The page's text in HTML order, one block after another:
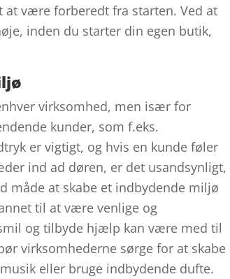
at være forberedt fra starten. Ved at
inden du starter din egen butik,
virksomhed, men især for
kunder, som f.eks.
er vigtigt, og hvis en kunde føler
ind ad døren, er det usandsynligt,
måde at skabe et indbydende miljø
til at være venlige og
og tilbyde hjælp kan være med til
virksomhederne sørge for at skabe
eller bruge indbydende dufte.